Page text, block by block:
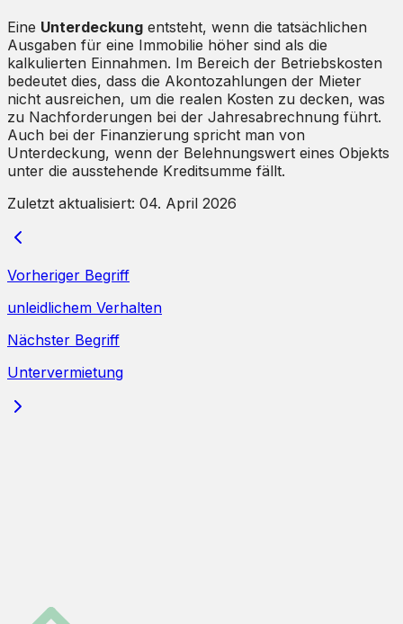
Eine Unterdeckung entsteht, wenn die tatsächlichen
Ausgaben für eine Immobilie höher sind als die
kalkulierten Einnahmen. Im Bereich der Betriebskosten
bedeutet dies, dass die Akontozahlungen der Mieter
nicht ausreichen, um die realen Kosten zu decken, was
zu Nachforderungen bei der Jahresabrechnung führt.
Auch bei der Finanzierung spricht man von
Unterdeckung, wenn der Belehnungswert eines Objekts
unter die ausstehende Kreditsumme fällt.
Zuletzt aktualisiert: 04. April 2026
Vorheriger Begriff
unleidlichem Verhalten
Nächster Begriff
Untervermietung